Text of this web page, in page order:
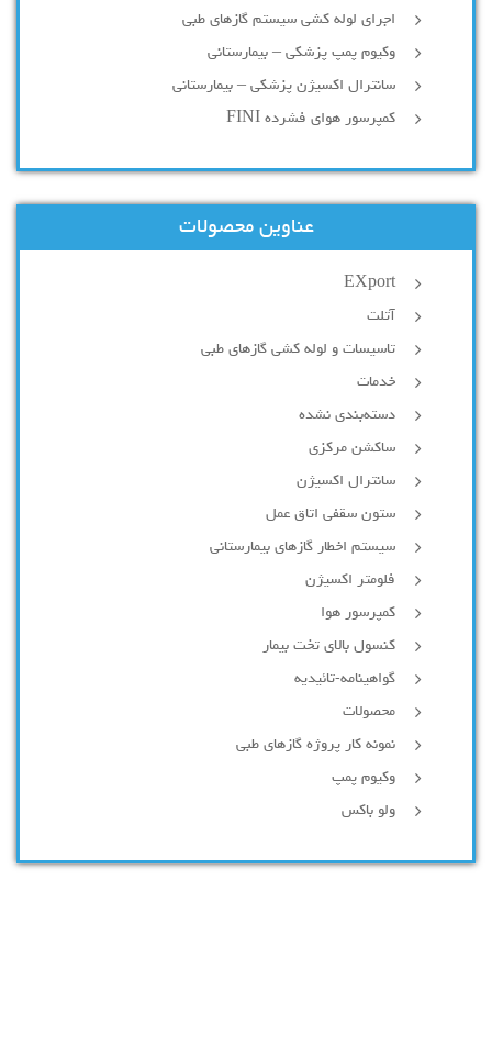
اجرای لوله کشی سیستم گازهای طبی
وکیوم پمپ پزشکی – بیمارستانی
سانترال اکسیژن پزشکی – بیمارستانی
کمپرسور هوای فشرده FINI
عناوین محصولات
EXport
آتلت
تاسیسات و لوله کشی گازهای طبی
خدمات
دسته‌بندی نشده
ساکشن مرکزی
سانترال اکسیژن
ستون سقفی اتاق عمل
سیستم اخطار گازهای بیمارستانی
فلومتر اکسیژن
کمپرسور هوا
کنسول بالای تخت بیمار
گواهینامه-تائیدیه
محصولات
نمونه کار پروژه گازهای طبی
وکیوم پمپ
ولو باکس